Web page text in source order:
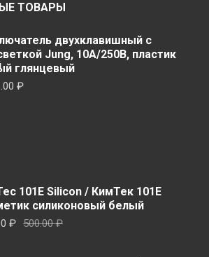
ТОВАРЫ
двухклавишный с
Jung, 10А/250В, пластик
глянцевый
₽
101E Silicon / КимТек 101E
силиконовый белый
500.00₽Первоначальная
₽
Текущая